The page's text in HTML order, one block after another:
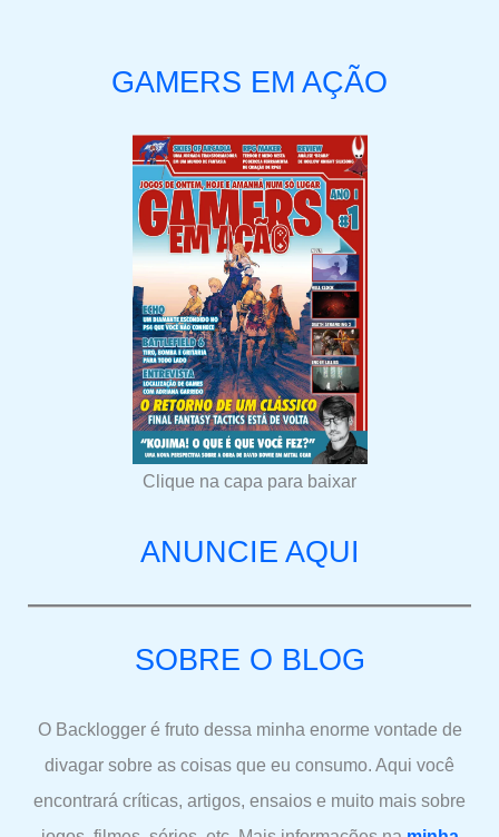
GAMERS EM AÇÃO
Clique na capa para baixar
ANUNCIE AQUI
SOBRE O BLOG
O Backlogger é fruto dessa minha enorme vontade de
divagar sobre as coisas que eu consumo. Aqui você
encontrará críticas, artigos, ensaios e muito mais sobre